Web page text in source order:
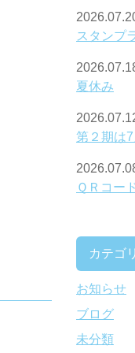
スタンプ
夏休み
第２期は7
ＱＲコー
カテゴ
お知らせ
ブログ
未分類